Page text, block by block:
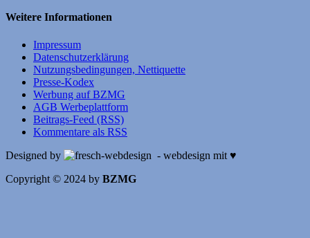
Weitere Informationen
Impressum
Datenschutzerklärung
Nutzungsbedingungen, Nettiquette
Presse-Kodex
Werbung auf BZMG
AGB Werbeplattform
Beitrags-Feed (RSS)
Kommentare als RSS
Designed by
- webdesign mit ♥
Copyright © 2024 by BZMG